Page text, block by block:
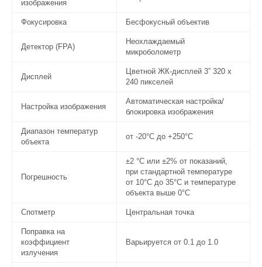
изображения
Фокусировка Бесфокусный объектив
Детектор (FPA)
Неохлаждаемый
микроболометр
Дисплей
Цветной ЖК-дисплей 3” 320 x
240 пикселей
Настройка изображения
Автоматическая настройка/
блокировка изображения
Диапазон температур
объекта
от -20°C до +250°C
Погрешность
±2 °C или ±2% от показаний,
при стандартной температуре
от 10°C до 35°C и температуре
объекта выше 0°C
Спотметр Центральная точка
Поправка на
коэффициент
излучения
Варьируется от 0.1 до 1.0